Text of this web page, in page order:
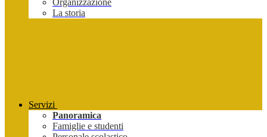
Organizzazione
La storia
Servizi
Panoramica
Famiglie e studenti